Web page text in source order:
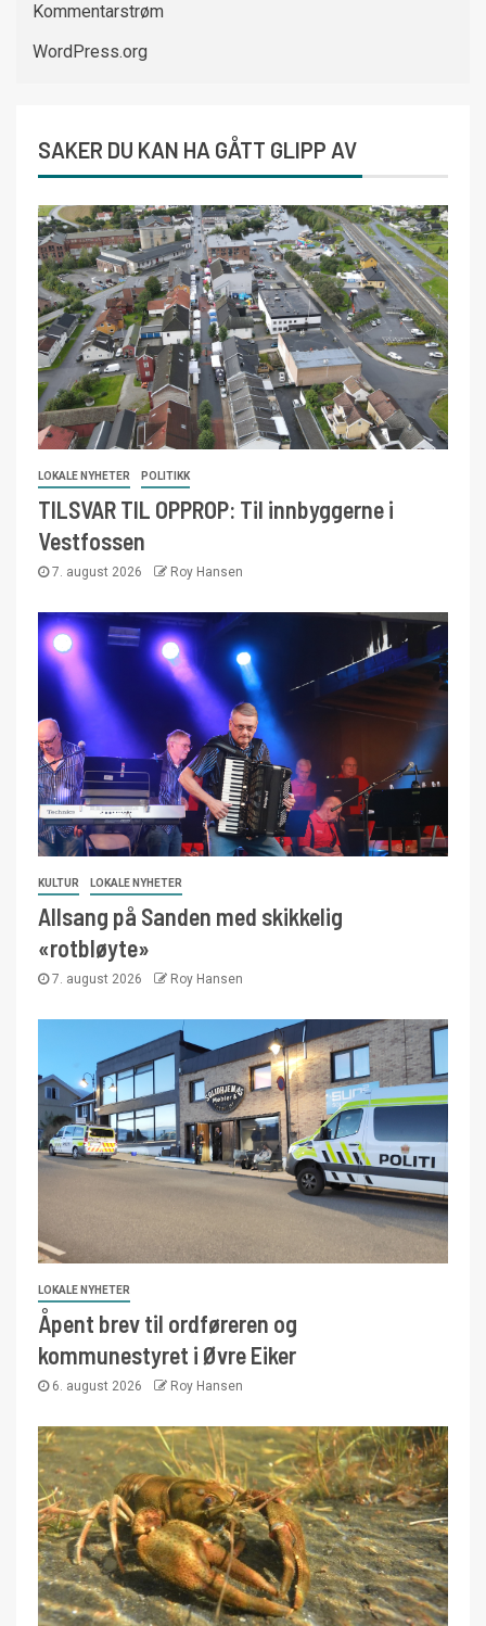
Kommentarstrøm
WordPress.org
SAKER DU KAN HA GÅTT GLIPP AV
LOKALE NYHETER POLITIKK
TILSVAR TIL OPPROP: Til innbyggerne i
Vestfossen
7. august 2026 Roy Hansen
KULTUR LOKALE NYHETER
Allsang på Sanden med skikkelig
«rotbløyte»
7. august 2026 Roy Hansen
LOKALE NYHETER
Åpent brev til ordføreren og
kommunestyret i Øvre Eiker
6. august 2026 Roy Hansen